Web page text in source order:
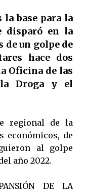
la base para la
disparó en la
de un golpe de
hace dos
Oficina de las
la Droga y el
regional de la
económicos, de
al golpe
año 2022.
DE LA